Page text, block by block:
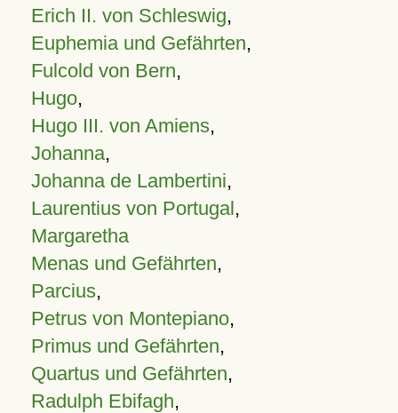
Erich II. von Schleswig,
Euphemia und Gefährten,
Fulcold von Bern,
Hugo,
Hugo III. von Amiens,
Johanna,
Johanna de Lambertini,
Laurentius von Portugal,
Margaretha
Menas und Gefährten,
Parcius,
Petrus von Montepiano,
Primus und Gefährten,
Quartus und Gefährten,
Radulph Ebifagh,